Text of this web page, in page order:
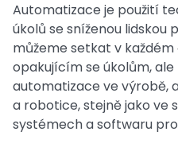
Automatizace je použití
úkolů se sníženou lidskou
můžeme setkat v
opakujícím se úkolům,
automatizace ve výrobě,
a robotice, stejně jako ve
systémech a softwaru